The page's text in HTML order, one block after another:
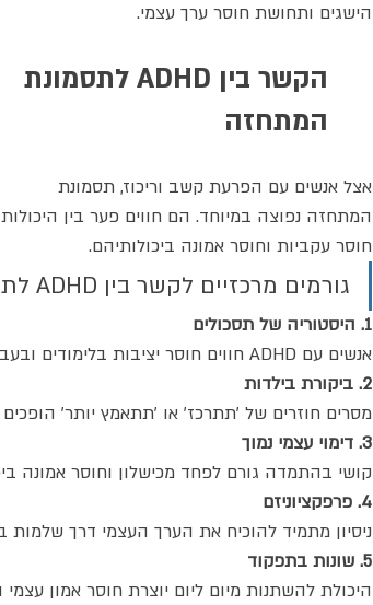
הישגים ותחושת חוסר ערך עצמי.
הקשר בין ADHD לתסמונת
המתחזה
אצל אנשים עם הפרעת קשב וריכוז, תסמונת
המתחזה נפוצה במיוחד. הם חווים פער בין
חוסר עקביות וחוסר אמונה ביכולותיהם.
גורמים מרכזיים לקשר בין ADHD לתחושת מתחזה
1. היסטוריה של תסכולים
אנשים עם ADHD חווים חוסר יציבות בלימודים ובעבודה, מה שיוצר תחושת כישלון חוזרת.
2. ביקורת בילדות
מסרים חוזרים של 'תתרכז' או 'תתאמץ יותר' הופכים
3. דימוי עצמי נמוך
קושי בהתמדה גורם לפחד מכישלון וחוסר אמונה
4. פרפקציוניזם
ניסיון מתמיד להוכיח את הערך העצמי דרך שלמות
5. שונות בתפקוד
היכולת להשתנות מיום ליום יוצרת חוסר אמון עצמי